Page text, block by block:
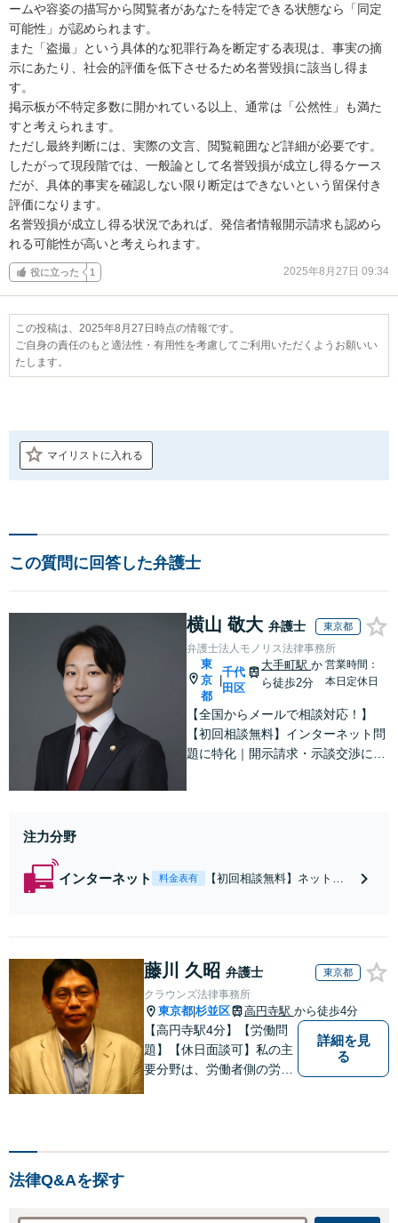
ームや容姿の描写から閲覧者があなたを特定できる状態なら「同定
可能性」が認められます。
また「盗撮」という具体的な犯罪行為を断定する表現は、事実の摘
示にあたり、社会的評価を低下させるため名誉毀損に該当し得ま
す。
掲示板が不特定多数に開かれている以上、通常は「公然性」も満た
すと考えられます。
ただし最終判断には、実際の文言、閲覧範囲など詳細が必要です。
したがって現段階では、一般論として名誉毀損が成立し得るケース
だが、具体的事実を確認しない限り断定はできないという留保付き
評価になります。
名誉毀損が成立し得る状況であれば、発信者情報開示請求も認めら
れる可能性が高いと考えられます。
役に立った 1 2025年8月27日 09:34
この投稿は、2025年8月27日時点の情報です。
ご自身の責任のもと適法性・有用性を考慮してご利用いただくようお願いい
たします。
マイリストに入れる
この質問に回答した弁護士
横山 敬大 弁護士 東京都
弁護士法人モノリス法律事務所
東
京
都
千代
田区
大手町駅か
ら徒歩2分
営業時間：
本日定休日
【全国からメールで相談対応！】
【初回相談無料】インターネット問
題に特化｜開示請求・示談交渉に強
注力分野
インターネット 料金表有
【初回相談無料】ネットに
せください。書き込みの悪
質性から妥当な慰謝料額を
算出し、見通しや費用面の
リスクも包み隠さずお伝え
しサポートします。
藤川 久昭 弁護士 東京都
クラウンズ法律事務所
東京都 杉並区 高円寺駅 から徒歩4分
【高円寺駅4分】【労働問
題】【休日面談可】私の主
要分野は、労働者側の労働
詳細を見
る
法律Q&Aを探す